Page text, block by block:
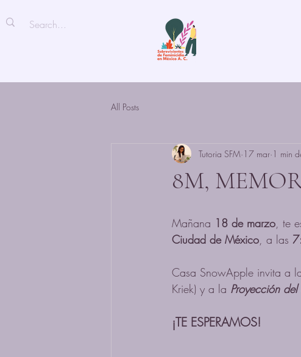
All Posts
8M,
Tutoria SFM 17 mar 1 min
Mañana 18 de marzo, te
Ciudad de México, a las
Casa SnowApple invita a
Kriek) y a la Proyección
¡TE ESPERAMOS!